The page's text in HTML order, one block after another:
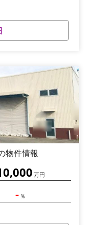
物件情報
万円
- ％